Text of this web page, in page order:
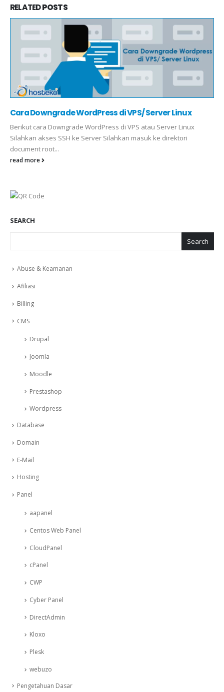
RELATEDPOSTS
Cara Downgrade WordPress di VPS/ Server Linux
Berikut cara Downgrade WordPress di VPS atau Server Linux
Silahkan akses SSH ke Server Silahkan masuk ke direktori
document root...
read more
SEARCH
Search
Abuse & Keamanan
Afiliasi
Billing
CMS
Drupal
Joomla
Moodle
Prestashop
Wordpress
Database
Domain
E-Mail
Hosting
Panel
aapanel
Centos Web Panel
CloudPanel
cPanel
CWP
Cyber Panel
DirectAdmin
Kloxo
Plesk
webuzo
Pengetahuan Dasar